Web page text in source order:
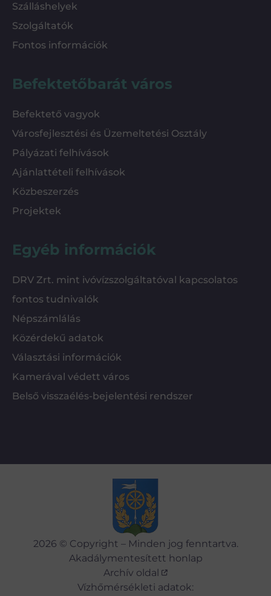
Szálláshelyek
Szolgáltatók
Fontos információk
Befektetőbarát város
Befektető vagyok
Városfejlesztési és Üzemeltetési Osztály
Pályázati felhívások
Ajánlattételi felhívások
Közbeszerzés
Projektek
Egyéb információk
DRV Zrt. mint ivóvízszolgáltatóval kapcsolatos
fontos tudnivalók
Népszámlálás
Közérdekű adatok
Választási információk
Kamerával védett város
Belső visszaélés-bejelentési rendszer
2026 © Copyright – Minden jog fenntartva.
Akadálymentesített honlap
Archív oldal
Vízhőmérsékleti adatok: